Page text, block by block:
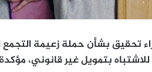
تحقيق بشأن حملة زعيمة
لوبان للانتخابات الرئاسية عام 2022 للاشتباه